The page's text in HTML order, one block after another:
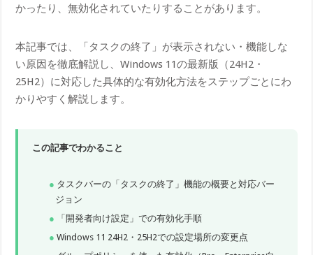
かったり、無効化されていたりすることがあります。
本記事では、「タスクの終了」が表示されない・機能しな
い原因を徹底解説し、Windows 11の最新版（24H2・
25H2）に対応した具体的な有効化方法をステップごとにわ
かりやすく解説します。
この記事でわかること
タスクバーの「タスクの終了」機能の概要と対応バー
ジョン
「開発者向け設定」での有効化手順
Windows 11 24H2・25H2での設定場所の変更点